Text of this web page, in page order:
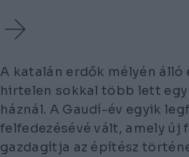
A katalán erdők mélyén álló
hirtelen sokkal több lett
háznál. A Gaudí-év egyik
felfedezésévé vált, amely új
gazdagítja az építész